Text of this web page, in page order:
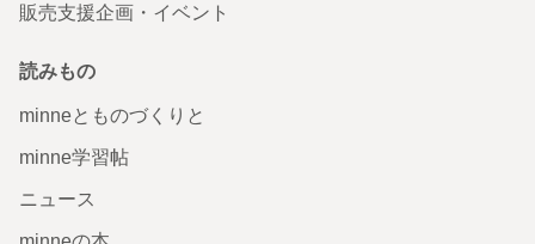
販売支援企画・イベント
読みもの
minneとものづくりと
minne学習帖
ニュース